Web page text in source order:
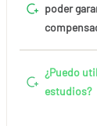
poder
¿Puedo
estudios?